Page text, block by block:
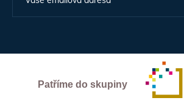
Patříme do skupiny